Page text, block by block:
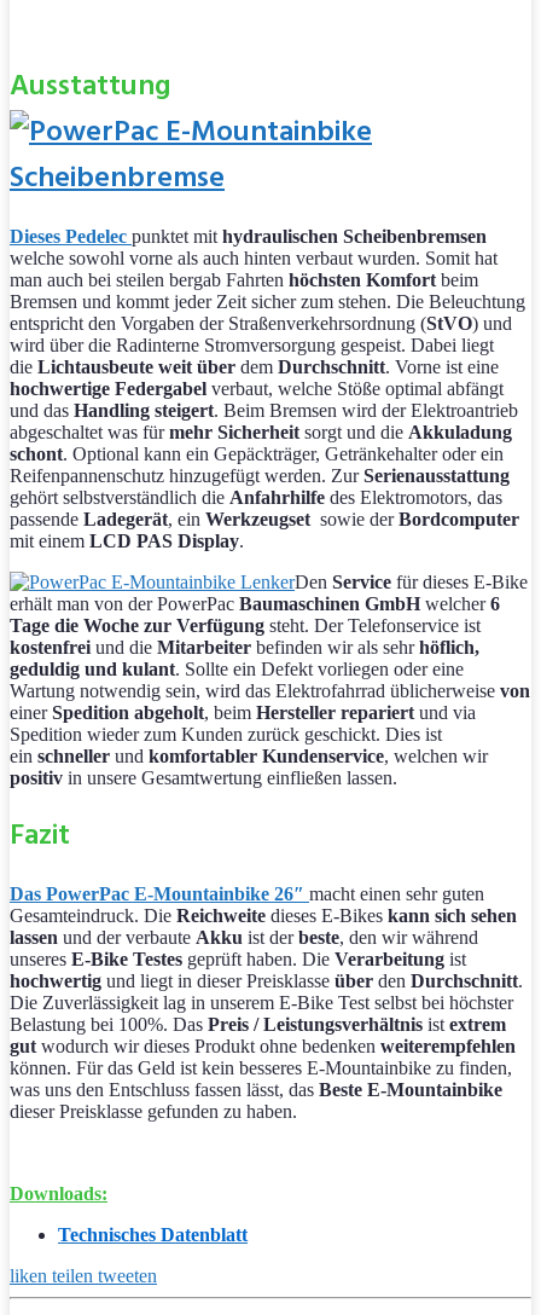
Ausstattung
Dieses Pedelec punktet mit hydraulischen Scheibenbremsen
welche sowohl vorne als auch hinten verbaut wurden. Somit hat
man auch bei steilen bergab Fahrten höchsten Komfort beim
Bremsen und kommt jeder Zeit sicher zum stehen. Die Beleuchtung
entspricht den Vorgaben der Straßenverkehrsordnung (StVO) und
wird über die Radinterne Stromversorgung gespeist. Dabei liegt
die Lichtausbeute weit über dem Durchschnitt. Vorne ist eine
hochwertige Federgabel verbaut, welche Stöße optimal abfängt
und das Handling steigert. Beim Bremsen wird der Elektroantrieb
abgeschaltet was fürmehr Sicherheit sorgt und die Akkuladung
schont. Optional kann ein Gepäckträger, Getränkehalter oder ein
Reifenpannenschutz hinzugefügt werden. ZurSerienausstattung
gehört selbstverständlich die Anfahrhilfe des Elektromotors, das
passende Ladegerät, ein Werkzeugset sowie derBordcomputer
mit einem LCD PAS Display.
Den Service für dieses E-Bike
erhält man von der PowerPac Baumaschinen GmbH welcher6
Tage die Woche zur Verfügung steht. Der Telefonservice ist
kostenfrei und die Mitarbeiter befinden wir als sehrhöflich,
geduldig und kulant. Sollte ein Defekt vorliegen oder eine
Wartung notwendig sein, wird das Elektrofahrrad üblicherweise von
einerSpedition abgeholt, beim Hersteller repariert und via
Spedition wieder zum Kunden zurück geschickt. Dies ist
ein schneller und komfortabler Kundenservice, welchen wir
positiv in unsere Gesamtwertung einfließen lassen.
Fazit
Das PowerPac E-Mountainbike 26″ macht einen sehr guten
Gesamteindruck. Die Reichweite dieses E-Bikes kann sich sehen
lassen und der verbaute Akku ist derbeste, den wir während
unseres E-Bike Testes geprüft haben. Die Verarbeitung ist
hochwertig und liegt in dieser Preisklasse über den Durchschnitt.
Die Zuverlässigkeit lag in unserem E-Bike Test selbst bei höchster
Belastung bei 100%. Das Preis / Leistungsverhältnis ist extrem
gut wodurch wir dieses Produkt ohne bedenken weiterempfehlen
können. Für das Geld ist kein besseres E-Mountainbike zu finden,
was uns den Entschluss fassen lässt, das Beste E-Mountainbike
dieser Preisklasse gefunden zu haben.
Downloads:
Technisches Datenblatt
liken teilen tweeten